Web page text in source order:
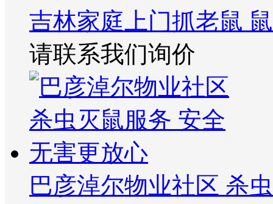
吉林家庭上门抓老鼠
请联系我们询价
巴彦淖尔物业社区 杀